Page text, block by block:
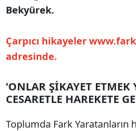
Bekyürek.
Çarpıcı hikayeler
adresinde.
‘ONLAR ŞİKAYET ETMEK
CESARETLE HAREKETE
Toplumda Fark Yaratanların